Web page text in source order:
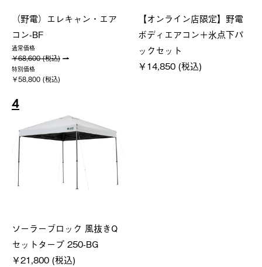
（野電）エレキャン・エア
コン-BF
通常価格
￥68,600 (税込)
特別価格
￥58,800 (税込)
【オンライン店限定】野電
ボディエアコン＋氷点下パ
ックセット
￥14,850 (税込)
4
ソーラーブロック 風抜きQ
セットタープ 250-BG
￥21,800 (税込)